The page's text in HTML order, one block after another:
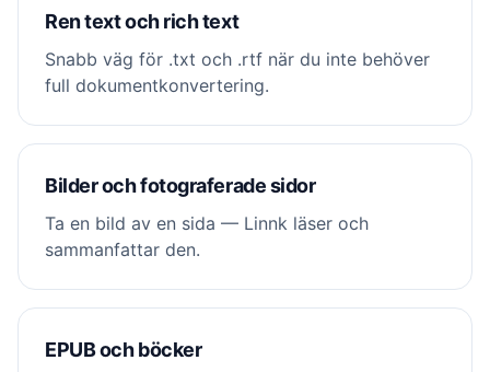
Ren text och rich text
Snabb väg för .txt och .rtf när du inte behöver
full dokumentkonvertering.
Bilder och fotograferade sidor
Ta en bild av en sida — Linnk läser och
sammanfattar den.
EPUB och böcker